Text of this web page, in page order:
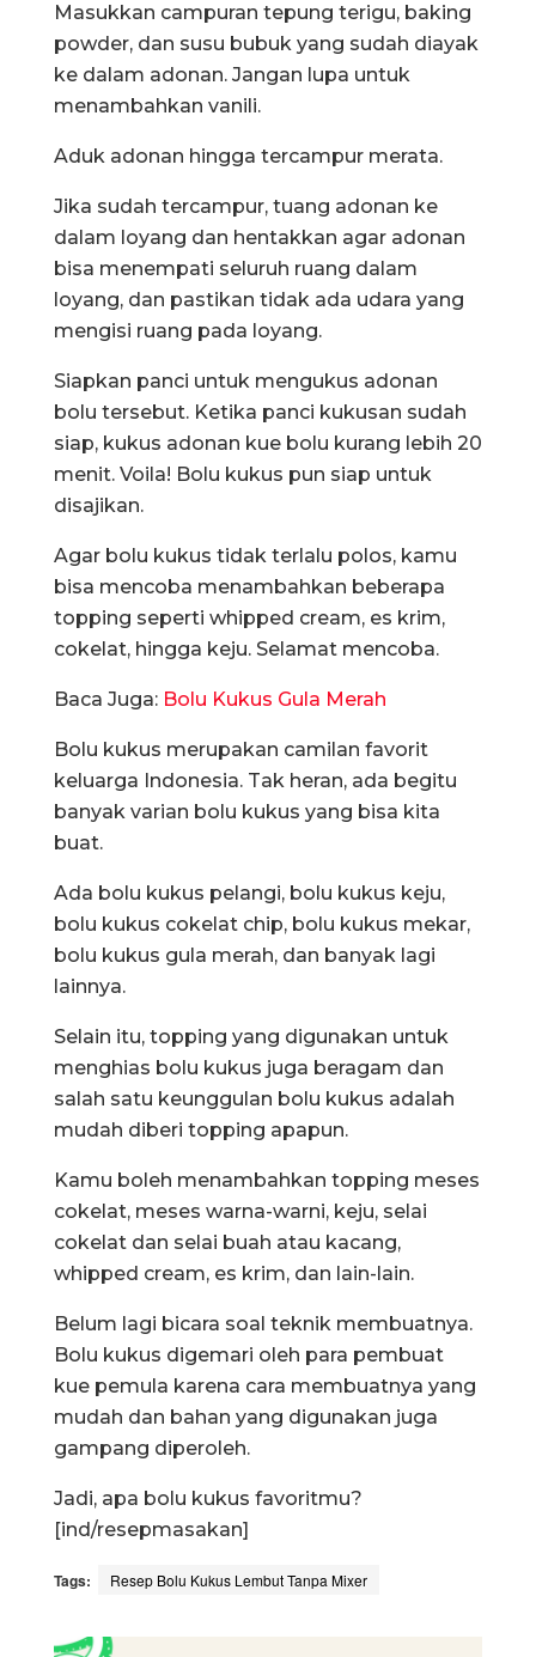
Masukkan campuran tepung terigu, baking
powder, dan susu bubuk yang sudah diayak
ke dalam adonan. Jangan lupa untuk
menambahkan vanili.
Aduk adonan hingga tercampur merata.
Jika sudah tercampur, tuang adonan ke
dalam loyang dan hentakkan agar adonan
bisa menempati seluruh ruang dalam
loyang, dan pastikan tidak ada udara yang
mengisi ruang pada loyang.
Siapkan panci untuk mengukus adonan
bolu tersebut. Ketika panci kukusan sudah
siap, kukus adonan kue bolu kurang lebih 20
menit. Voila! Bolu kukus pun siap untuk
disajikan.
Agar bolu kukus tidak terlalu polos, kamu
bisa mencoba menambahkan beberapa
topping seperti whipped cream, es krim,
cokelat, hingga keju. Selamat mencoba.
Baca Juga: Bolu Kukus Gula Merah
Bolu kukus merupakan camilan favorit
keluarga Indonesia. Tak heran, ada begitu
banyak varian bolu kukus yang bisa kita
buat.
Ada bolu kukus pelangi, bolu kukus keju,
bolu kukus cokelat chip, bolu kukus mekar,
bolu kukus gula merah, dan banyak lagi
lainnya.
Selain itu, topping yang digunakan untuk
menghias bolu kukus juga beragam dan
salah satu keunggulan bolu kukus adalah
mudah diberi topping apapun.
Kamu boleh menambahkan topping meses
cokelat, meses warna-warni, keju, selai
cokelat dan selai buah atau kacang,
whipped cream, es krim, dan lain-lain.
Belum lagi bicara soal teknik membuatnya.
Bolu kukus digemari oleh para pembuat
kue pemula karena cara membuatnya yang
mudah dan bahan yang digunakan juga
gampang diperoleh.
Jadi, apa bolu kukus favoritmu?
[ind/resepmasakan]
Tags: Resep Bolu Kukus Lembut Tanpa Mixer